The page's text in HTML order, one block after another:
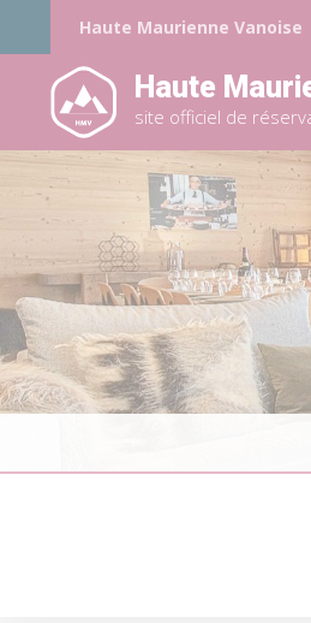
Haute Maurienne Vanoise
Haute
site officiel de